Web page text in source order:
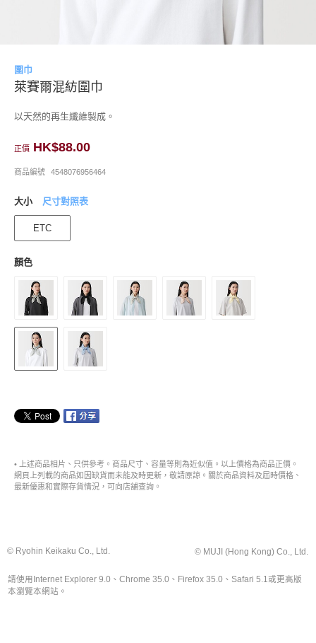
圍巾
萊賽爾混紡圍巾
以天然的再生纖維製成。
正價 HK$88.00
商品編號 4548076956464
大小 尺寸對照表
ETC
顏色
• 上述商品相片、只供參考。商品尺寸、容量等則為近似值。以上價格為商品正價。
網頁上列載的商品如因缺貨而未能及時更新，敬請原諒。關於商品資料及屆時價格、
最新優惠和實際存貨情況，可向店舖查詢。
© Ryohin Keikaku Co., Ltd. © MUJI (Hong Kong) Co., Ltd.
請使用Internet Explorer 9.0、Chrome 35.0、Firefox 35.0、Safari 5.1或更高版
本瀏覽本網站。